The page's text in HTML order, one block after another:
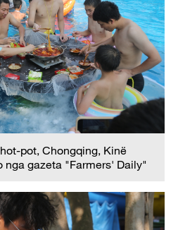
pot, Chongqing, Kinë
nga gazeta "Farmers' Daily"